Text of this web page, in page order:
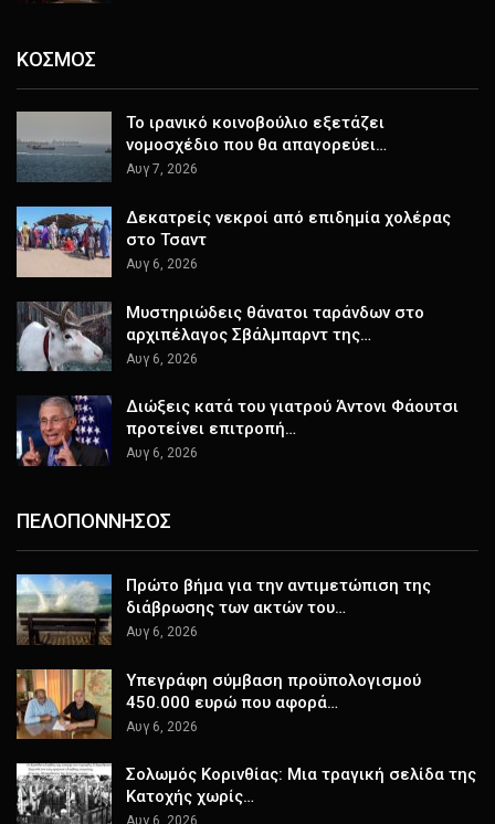
ΚΟΣΜΟΣ
Το ιρανικό κοινοβούλιο εξετάζει
νομοσχέδιο που θα απαγορεύει…
Αυγ 7, 2026
Δεκατρείς νεκροί από επιδημία χολέρας
στο Τσαντ
Αυγ 6, 2026
Μυστηριώδεις θάνατοι ταράνδων στο
αρχιπέλαγος Σβάλμπαρντ της…
Αυγ 6, 2026
Διώξεις κατά του γιατρού Άντονι Φάουτσι
προτείνει επιτροπή…
Αυγ 6, 2026
ΠΕΛΟΠΟΝΝΗΣΟΣ
Πρώτο βήμα για την αντιμετώπιση της
διάβρωσης των ακτών του…
Αυγ 6, 2026
Υπεγράφη σύμβαση προϋπολογισμού
450.000 ευρώ που αφορά…
Αυγ 6, 2026
Σολωμός Κορινθίας: Μια τραγική σελίδα της
Κατοχής χωρίς…
Αυγ 6, 2026